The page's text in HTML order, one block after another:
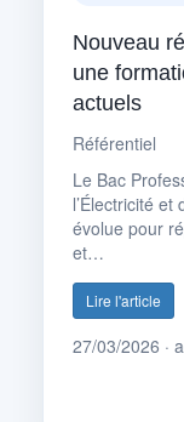
Nouveau
une
actuels
Référentiel
Le Bac
l’Électricité
évolue pour
et…
Lire l'article
27/03/2026 ·